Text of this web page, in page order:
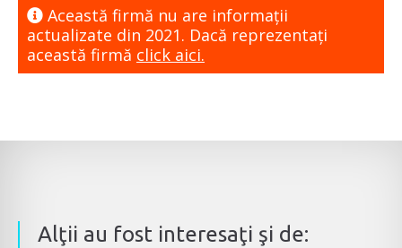
Această firmă nu are informaţii
actualizate din 2021. Dacă reprezentaţi
această firmă click aici.
Alţii au fost interesaţi şi de: